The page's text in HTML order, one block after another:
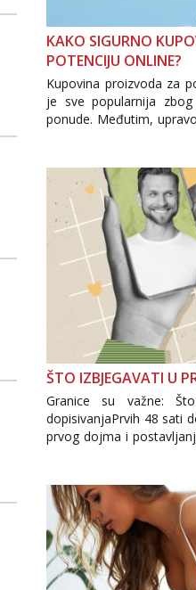
KAKO SIGURNO
POTENCIJU ONLINE?
Kupovina proizvoda za
je sve popularnija
ponude. Međutim,
se pojavljuju i brojni
internetske trgovine te
ŠTO IZBJEGAVATI U
Granice su važne:
dopisivanjaPrvih 48 sati
prvog dojma i
Važno je izbjeći
informacija, jer
povjerenje. Takođe...